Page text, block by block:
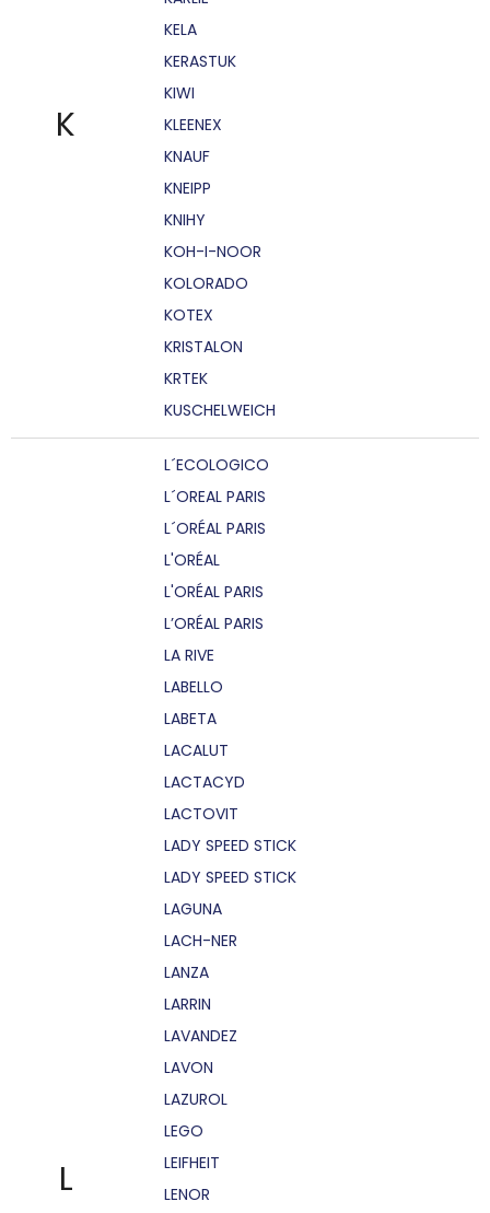
K
KELA
KERASTUK
KIWI
KLEENEX
KNAUF
KNEIPP
KNIHY
KOH-I-NOOR
KOLORADO
KOTEX
KRISTALON
KRTEK
KUSCHELWEICH
L
L´ECOLOGICO
L´OREAL PARIS
L´ORÉAL PARIS
L'ORÉAL
L'ORÉAL PARIS
L’ORÉAL PARIS
LA RIVE
LABELLO
LABETA
LACALUT
LACTACYD
LACTOVIT
LADY SPEED STICK
LADY SPEED STICK
LAGUNA
LACH-NER
LANZA
LARRIN
LAVANDEZ
LAVON
LAZUROL
LEGO
LEIFHEIT
LENOR